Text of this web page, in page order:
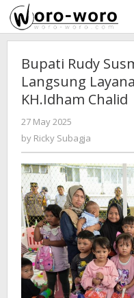
Skip
to
content
Bupati Rudy
Langsung
KH.Idham Chalid
27 May 2025
Ricky
Subagja
by Ricky Subagja